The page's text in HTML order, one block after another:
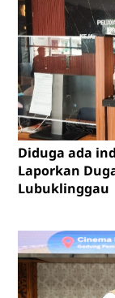
Diduga ada
Laporkan
Lubuklinggau